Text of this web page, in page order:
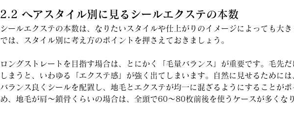
2.2 ヘアスタイル別に見るシールエクステの本数
シールエクステの本数は、なりたいスタイルや仕上がりのイメージによっても大き
では、スタイル別に考え方のポイントを押さえておきましょう。
ロングストレートを目指す場合は、とにかく「毛量バランス」が重要です。毛先
しまうと、いわゆる「エクステ感」が強く出てしまいます。自然に見せるために
バランス良くシールを配置し、地毛とエクステが均一に混ざるようにすることが
め、地毛が肩〜鎖骨くらいの場合は、全頭で60〜80枚前後を使うケースが多くなり